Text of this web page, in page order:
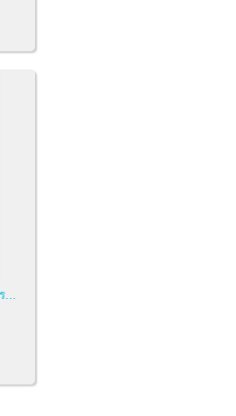
...